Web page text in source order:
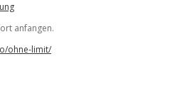
anfangen.
ohne-limit/